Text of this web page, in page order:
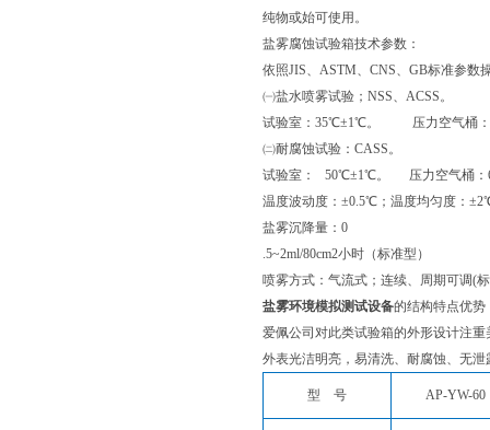
纯物或始可使用。
盐雾腐蚀试验箱技术参数：
依照JIS、ASTM、CNS、GB标准参数
㈠盐水喷雾试验；NSS、ACSS。
试验室：35℃±1℃。 压力空气桶
㈡耐腐蚀试验：CASS。
试验室： 50℃±1℃。 压力空气桶
温度波动度：±0.5℃；温度均匀度：
盐雾沉降量：0
.5~2ml/80cm2小时（标准型）
喷雾方式：气流式；连续、周期可调(
盐雾环境模拟测试设备的结构特点优势
爱佩公司对此类试验箱的外形设计注
外表光洁明亮，易清洗、耐腐蚀、无
型 号 AP-YW-60